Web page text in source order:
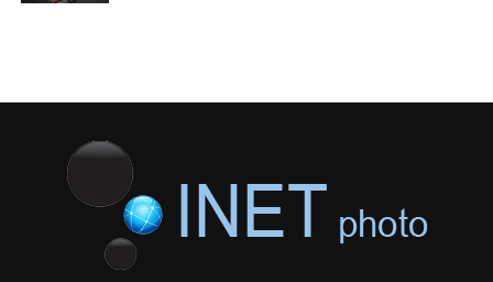
28/07/2026, 12:04
ХӨВСГӨЛ Нутгийн зөвлөлөөс МУАЖ Д.Цэрэндарьзавт
2 өрөө байр олгоно
20/07/2026, 19:22